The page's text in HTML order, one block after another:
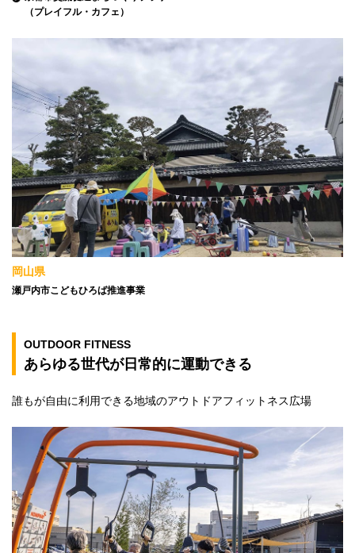
（プレイフル・カフェ）
岡山県
瀬戸内市こどもひろば推進事業
OUTDOOR FITNESS
あらゆる世代が日常的に運動できる
誰もが自由に利用できる地域のアウトドアフィットネス広場